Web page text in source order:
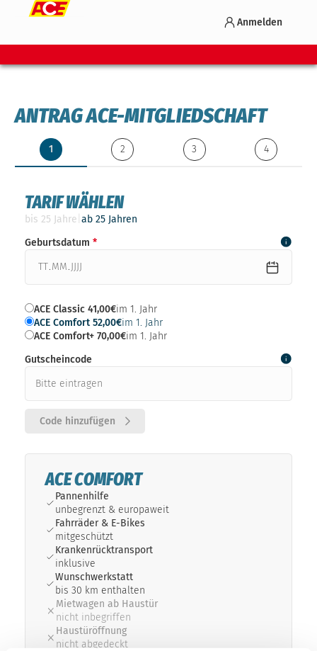
Anmelden
ANTRAG ACE-MITGLIEDSCHAFT
1 2 3 4
TARIF WÄHLEN
bis 25 Jahre ab 25 Jahren
Geburtsdatum
. .
ACE Classic 41,00€im 1. Jahr
ACE Comfort 52,00€im 1. Jahr
ACE Comfort+ 70,00€im 1. Jahr
Gutscheincode
Code hinzufügen
ACE COMFORT
Pannenhilfe
unbegrenzt & europaweit
Fahrräder & E-Bikes
mitgeschützt
Krankenrück­transport
inklusive
Wunschwerkstatt
bis 30 km enthalten
Mietwagen ab Haustür
nicht inbegriffen
Haustüröffnung
nicht abgedeckt